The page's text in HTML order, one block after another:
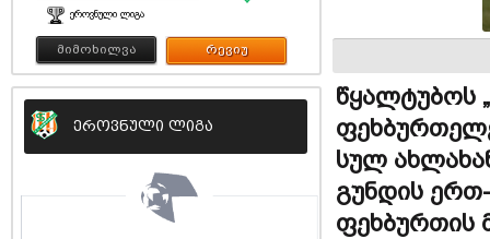
ᲔᲠᲝᲕᲜᲣᲚᲘ ᲚᲘᲒᲐ
მიმოხილვა რევიუ
ეროვნული ლიგა
წყალტუბოს
სულ
გუნდის
ფეხბურთის